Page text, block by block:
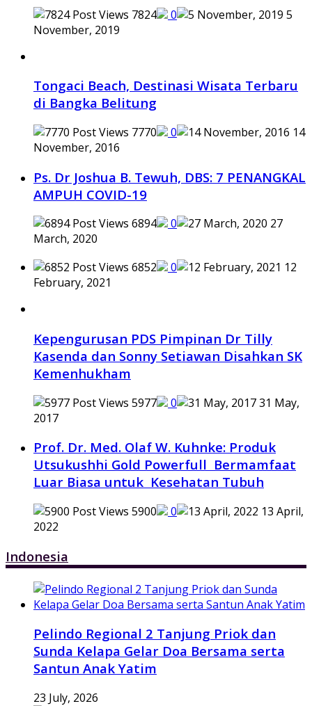
7824 0
5
November, 2019
Tongaci Beach, Destinasi Wisata Terbaru
di Bangka Belitung
7770 0
14
November, 2016
Ps. Dr Joshua B. Tewuh, DBS: 7 PENANGKAL
AMPUH COVID-19
6894 0
27
March, 2020
6852
0
12
February, 2021
Kepengurusan PDS Pimpinan Dr Tilly
Kasenda dan Sonny Setiawan Disahkan SK
Kemenhukham
5977 0
31 May,
2017
Prof. Dr. Med. Olaf W. Kuhnke: Produk
Utsukushhi Gold Powerfull Bermamfaat
Luar Biasa untuk Kesehatan Tubuh
5900 0
13 April,
2022
Indonesia
Pelindo Regional 2 Tanjung Priok dan
Sunda Kelapa Gelar Doa Bersama serta
Santun Anak Yatim
23 July, 2026